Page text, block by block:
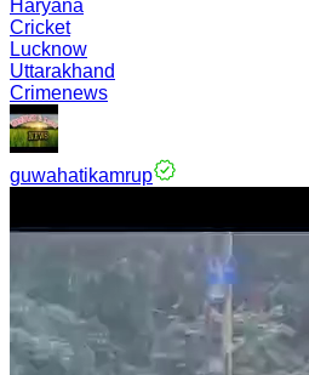
Haryana
Cricket
Lucknow
Uttarakhand
Crimenews
guwahatikamrup